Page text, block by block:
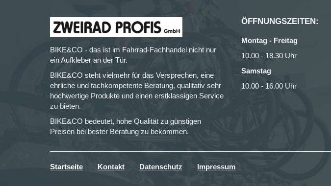
BIKE&CO - das ist im Fahrrad-Fachhandel nicht nur
ein Aufkleber an der Tür.
BIKE&CO steht vielmehr für das Versprechen, eine
ehrliche und fachkompetente Beratung, qualitativ sehr
hochwertige Produkte und einen erstklassigen Service
zu bieten.
BIKE&CO bedeutet, hohe Qualität zu günstigen
Preisen bei bester Beratung zu bekommen.
ÖFFNUNGSZEITEN:
Montag - Freitag
10.00 - 18.30 Uhr
Samstag
10.00 - 16.00 Uhr
Startseite Kontakt Datenschutz Impressum